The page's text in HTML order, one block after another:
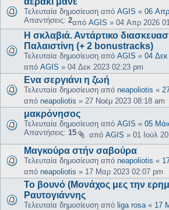
Τελευταία δημοσίευση από AGIS « 06
Απαντήσεις: 2από AGIS » 04 Απρ 2026
Η σκλαβιά. Αντάρτικο
Παλαιστίνη (+ 2 bonustracks)
Τελευταία δημοσίευση από AGIS « 04
από AGIS » 04 Δεκ 2023 02:23 pm
Ενα σεργιάνι η ζωή
Τελευταία δημοσίευση από neapoliotis «
από neapoliotis » 27 Νοέμ 2023 08:18 am
μακρόνησος
Τελευταία δημοσίευση από AGIS « 05
Απαντήσεις: 15 από AGIS » 01 Ιούλ
Μαγκούρα στήν σαβούρα
Τελευταία δημοσίευση από neapoliotis «
από neapoliotis » 17 Μαρ 2023 02:07 pm
Το βουνό (Μονάχος μες την
Ραυτογιάννης
Τελευταία δημοσίευση από liga rosa « 17